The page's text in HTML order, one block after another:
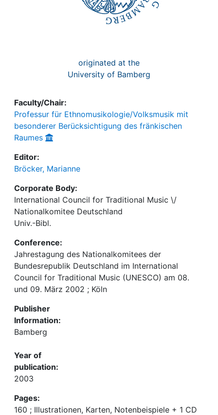
originated at the
University of Bamberg
Faculty/Chair:
Professur für Ethnomusikologie/Volksmusik mit
besonderer Berücksichtigung des fränkischen
Raumes
Editor:
Bröcker, Marianne
Corporate Body:
International Council for Traditional Music \/
Nationalkomitee Deutschland
Univ.-Bibl.
Conference:
Jahrestagung des Nationalkomitees der
Bundesrepublik Deutschland im International
Council for Traditional Music (UNESCO) am 08.
und 09. März 2002 ; Köln
Publisher
Information:
Bamberg
Year of
publication:
2003
Pages:
160 ; Illustrationen, Karten, Notenbeispiele + 1 CD